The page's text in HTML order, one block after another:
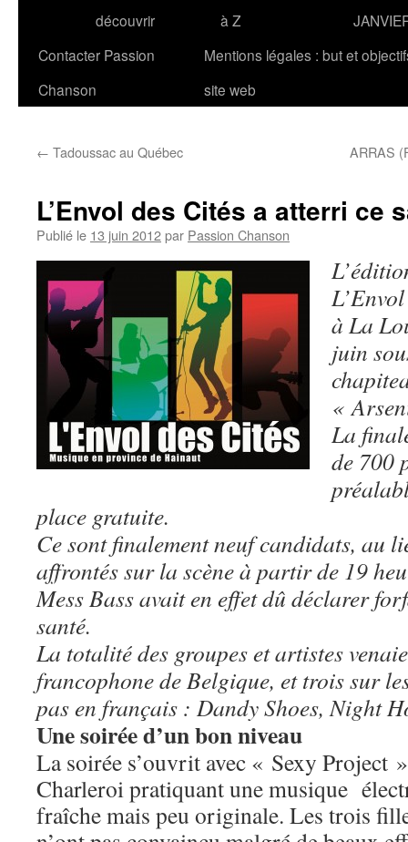
découvrir
à Z
Contacter Passion
Chanson
Mentions légales : but et
site web
← Tadoussac au Québec ARRAS
L’Envol des Cités a atterri ce
Publié le 13 juin 2012par Passion Chanson
à La
juin
«
La
de 700
place gratuite.
Ce sont finalement neuf candidats, au
affrontés sur la scène à partir de 19
Mess Bass avait en effet dû déclarer
santé.
La totalité des groupes et artistes
francophone de Belgique, et trois sur
pas en français : Dandy Shoes, Night
Une soirée d’un bon niveau
La soirée s’ouvrit avec « Sexy Project
Charleroi pratiquant une musique
fraîche mais peu originale. Les trois